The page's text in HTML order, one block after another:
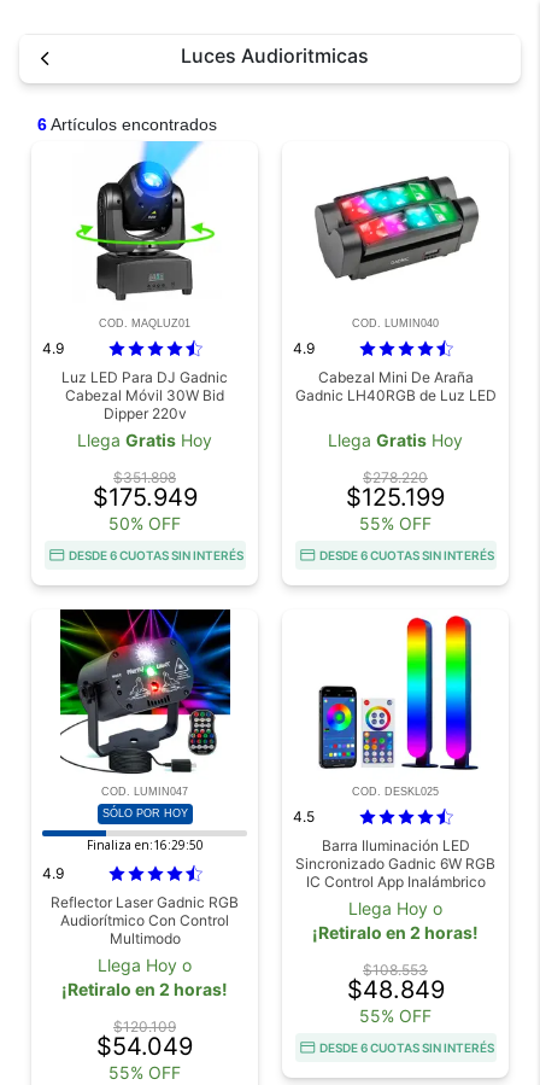
Luces Audioritmicas
6Artículos encontrados
COD. MAQLUZ01
4.9
Luz LED Para DJ Gadnic
Cabezal Móvil 30W Bid
Dipper 220v
Llega Gratis Hoy
$351.898
$175.949
50% OFF
DESDE 6 CUOTAS SIN INTERÉS
COD. LUMIN040
4.9
Cabezal Mini De Araña
Gadnic LH40RGB de Luz LED
Llega Gratis Hoy
$278.220
$125.199
55% OFF
DESDE 6 CUOTAS SIN INTERÉS
COD. LUMIN047
SÓLO POR HOY
Finaliza en:16:29:50
4.9
Reflector Laser Gadnic RGB
Audiorítmico Con Control
Multimodo
Llega Hoy o
¡Retiralo en 2 horas!
$120.109
$54.049
55% OFF
COD. DESKL025
4.5
Barra Iluminación LED
Sincronizado Gadnic 6W RGB
IC Control App Inalámbrico
Llega Hoy o
¡Retiralo en 2 horas!
$108.553
$48.849
55% OFF
DESDE 6 CUOTAS SIN INTERÉS